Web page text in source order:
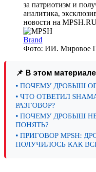
Brand
Фото: ИИ. Мировое
📌 В этом
• ПОЧЕМУ ДРОБЫШ
• ЧТО ОТВЕТИЛ
РАЗГОВОР?
• ПОЧЕМУ ДРОБЫШ
ПОНЯТЬ?
• ПРИГОВОР MPSH:
ПОЛУЧИЛОСЬ КАК